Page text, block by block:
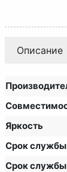
Описание
Яркость
Срок
Срок